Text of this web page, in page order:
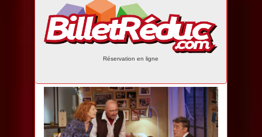
Réservation en ligne